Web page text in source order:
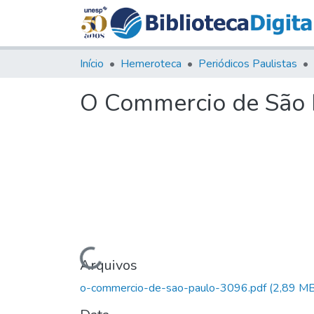
Início Hemeroteca Periódicos Paulistas
O Commercio de
Carregando...
Arquivos
o-commercio-de-sao-paulo-3096.pdf(2,89